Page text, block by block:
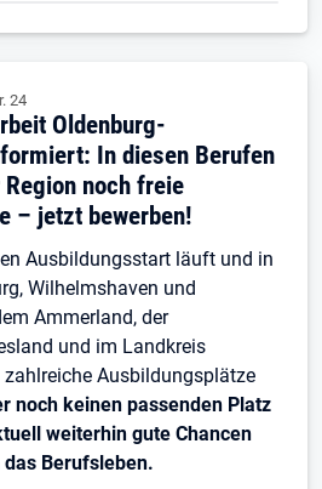
24
Oldenburg-
In diesen Berufen
noch freie
– jetzt bewerben!
Ausbildungsstart läuft und in
Wilhelmshaven und
Ammerland, der
und im Landkreis
Ausbildungsplätze
noch keinen passenden Platz
weiterhin gute Chancen
Berufsleben.